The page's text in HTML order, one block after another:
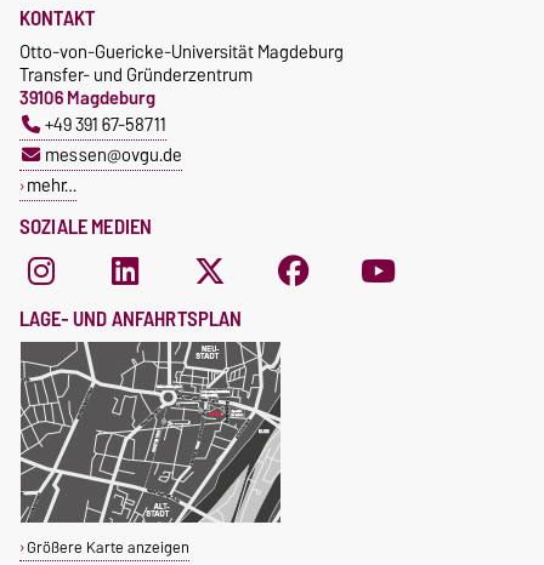
SOZIALE MEDIEN
KONTAKT
Otto-von-Guericke-Universität Magdeburg
Transfer- und Gründerzentrum
39106 Magdeburg
+49 391 67-58711
messen@ovgu.de
mehr…
LAGE- UND ANFAHRTSPLAN
Größere Karte anzeigen